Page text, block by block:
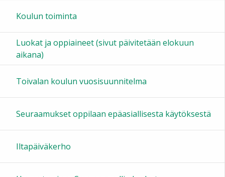
Koulun toiminta
Luokat ja oppiaineet (sivut päivitetään elokuun
aikana)
Toivalan koulun vuosisuunnitelma
Seuraamukset oppilaan epäasiallisesta käytöksestä
Iltapäiväkerho